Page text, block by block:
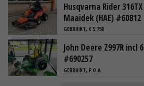
Husqvarna Rider
Maaidek (HAE) #60812
GEBRUIKT, € 5.750
John Deere Z997R incl
#690257
GEBRUIKT, P.O.A.